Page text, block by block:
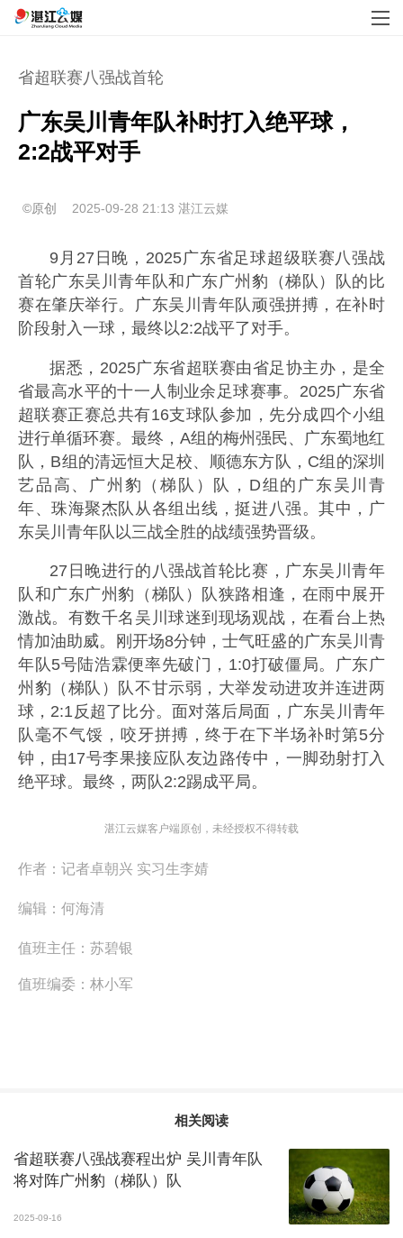
省超联赛八强战首轮
广东吴川青年队补时打入绝平球，
2:2战平对手
©原创 2025-09-28 21:13 湛江云媒
9月27日晚，2025广东省足球超级联赛八强战
首轮广东吴川青年队和广东广州豹（梯队）队的比
赛在肇庆举行。广东吴川青年队顽强拼搏，在补时
阶段射入一球，最终以2:2战平了对手。
据悉，2025广东省超联赛由省足协主办，是全
省最高水平的十一人制业余足球赛事。2025广东省
超联赛正赛总共有16支球队参加，先分成四个小组
进行单循环赛。最终，A组的梅州强民、广东蜀地红
队，B组的清远恒大足校、顺德东方队，C组的深圳
艺品高、广州豹（梯队）队，D组的广东吴川青
年、珠海聚杰队从各组出线，挺进八强。其中，广
东吴川青年队以三战全胜的战绩强势晋级。
27日晚进行的八强战首轮比赛，广东吴川青年
队和广东广州豹（梯队）队狭路相逢，在雨中展开
激战。有数千名吴川球迷到现场观战，在看台上热
情加油助威。刚开场8分钟，士气旺盛的广东吴川青
年队5号陆浩霖便率先破门，1:0打破僵局。广东广
州豹（梯队）队不甘示弱，大举发动进攻并连进两
球，2:1反超了比分。面对落后局面，广东吴川青年
队毫不气馁，咬牙拼搏，终于在下半场补时第5分
钟，由17号李果接应队友边路传中，一脚劲射打入
绝平球。最终，两队2:2踢成平局。
湛江云媒客户端原创，未经授权不得转载
作者： 记者卓朝兴 实习生李婧
编辑： 何海清
值班主任： 苏碧银
值班编委： 林小军
相关阅读
省超联赛八强战赛程出炉 吴川青年队
将对阵广州豹（梯队）队
2025-09-16